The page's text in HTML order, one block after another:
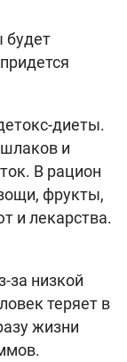
будет
диеты.
и
В рацион
фрукты,
и лекарства.
за низкой
теряет в
жизни